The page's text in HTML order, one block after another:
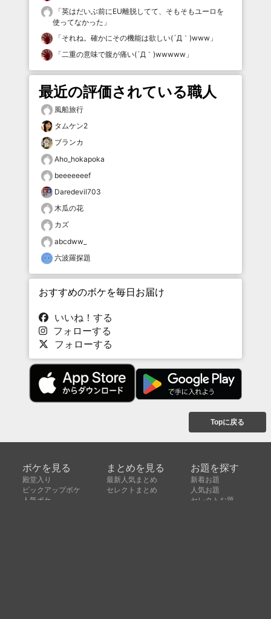
「英はだいぶ前にEU離脱してて、そもそもユーロを
使ってなかった 」
「それね。確かにその機能は欲しい(´Д｀)www 」
「二重の意味で腹が痛い(´Д｀)wwwww 」
最近の評価されている職人
風船旅行
タムケン2
ブランカ
Aho_hokapoka
beeeeeeef
Daredevil703
木瓜の花
カズ
abcdww_
六波羅探題
おすすめのボケを毎日お届け
いいね！する
フォローする
フォローする
Topに戻る
ボケを見る
殿堂入り
ピックアップボケ
人気ボケ
まとめを見る
最新人気まとめ
セレクトまとめ
お題を探す
新着お題
人気お題
セレクトお題